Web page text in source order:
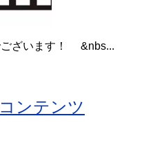
ざいます！ &nbs...
ンテンツ